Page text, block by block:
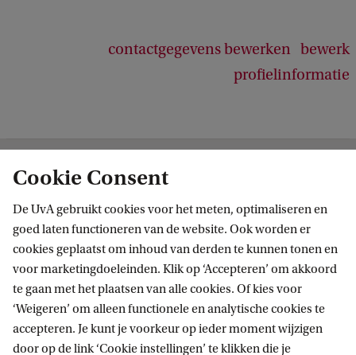
contactgegevens bewerken bewerk
profielinformatie
Academy
Volg ons op sociale media
Contact
Waarom UvA Academy
Cookie Consent
De UvA gebruikt cookies voor het meten, optimaliseren en
goed laten functioneren van de website. Ook worden er
cookies geplaatst om inhoud van derden te kunnen tonen en
voor marketingdoeleinden. Klik op ‘Accepteren’ om akkoord
te gaan met het plaatsen van alle cookies. Of kies voor
‘Weigeren’ om alleen functionele en analytische cookies te
accepteren. Je kunt je voorkeur op ieder moment wijzigen
door op de link ‘Cookie instellingen’ te klikken die je